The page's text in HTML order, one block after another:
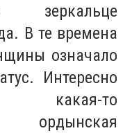
зеркальце
В те времена
означало
Интересно
какая-то
ордынская